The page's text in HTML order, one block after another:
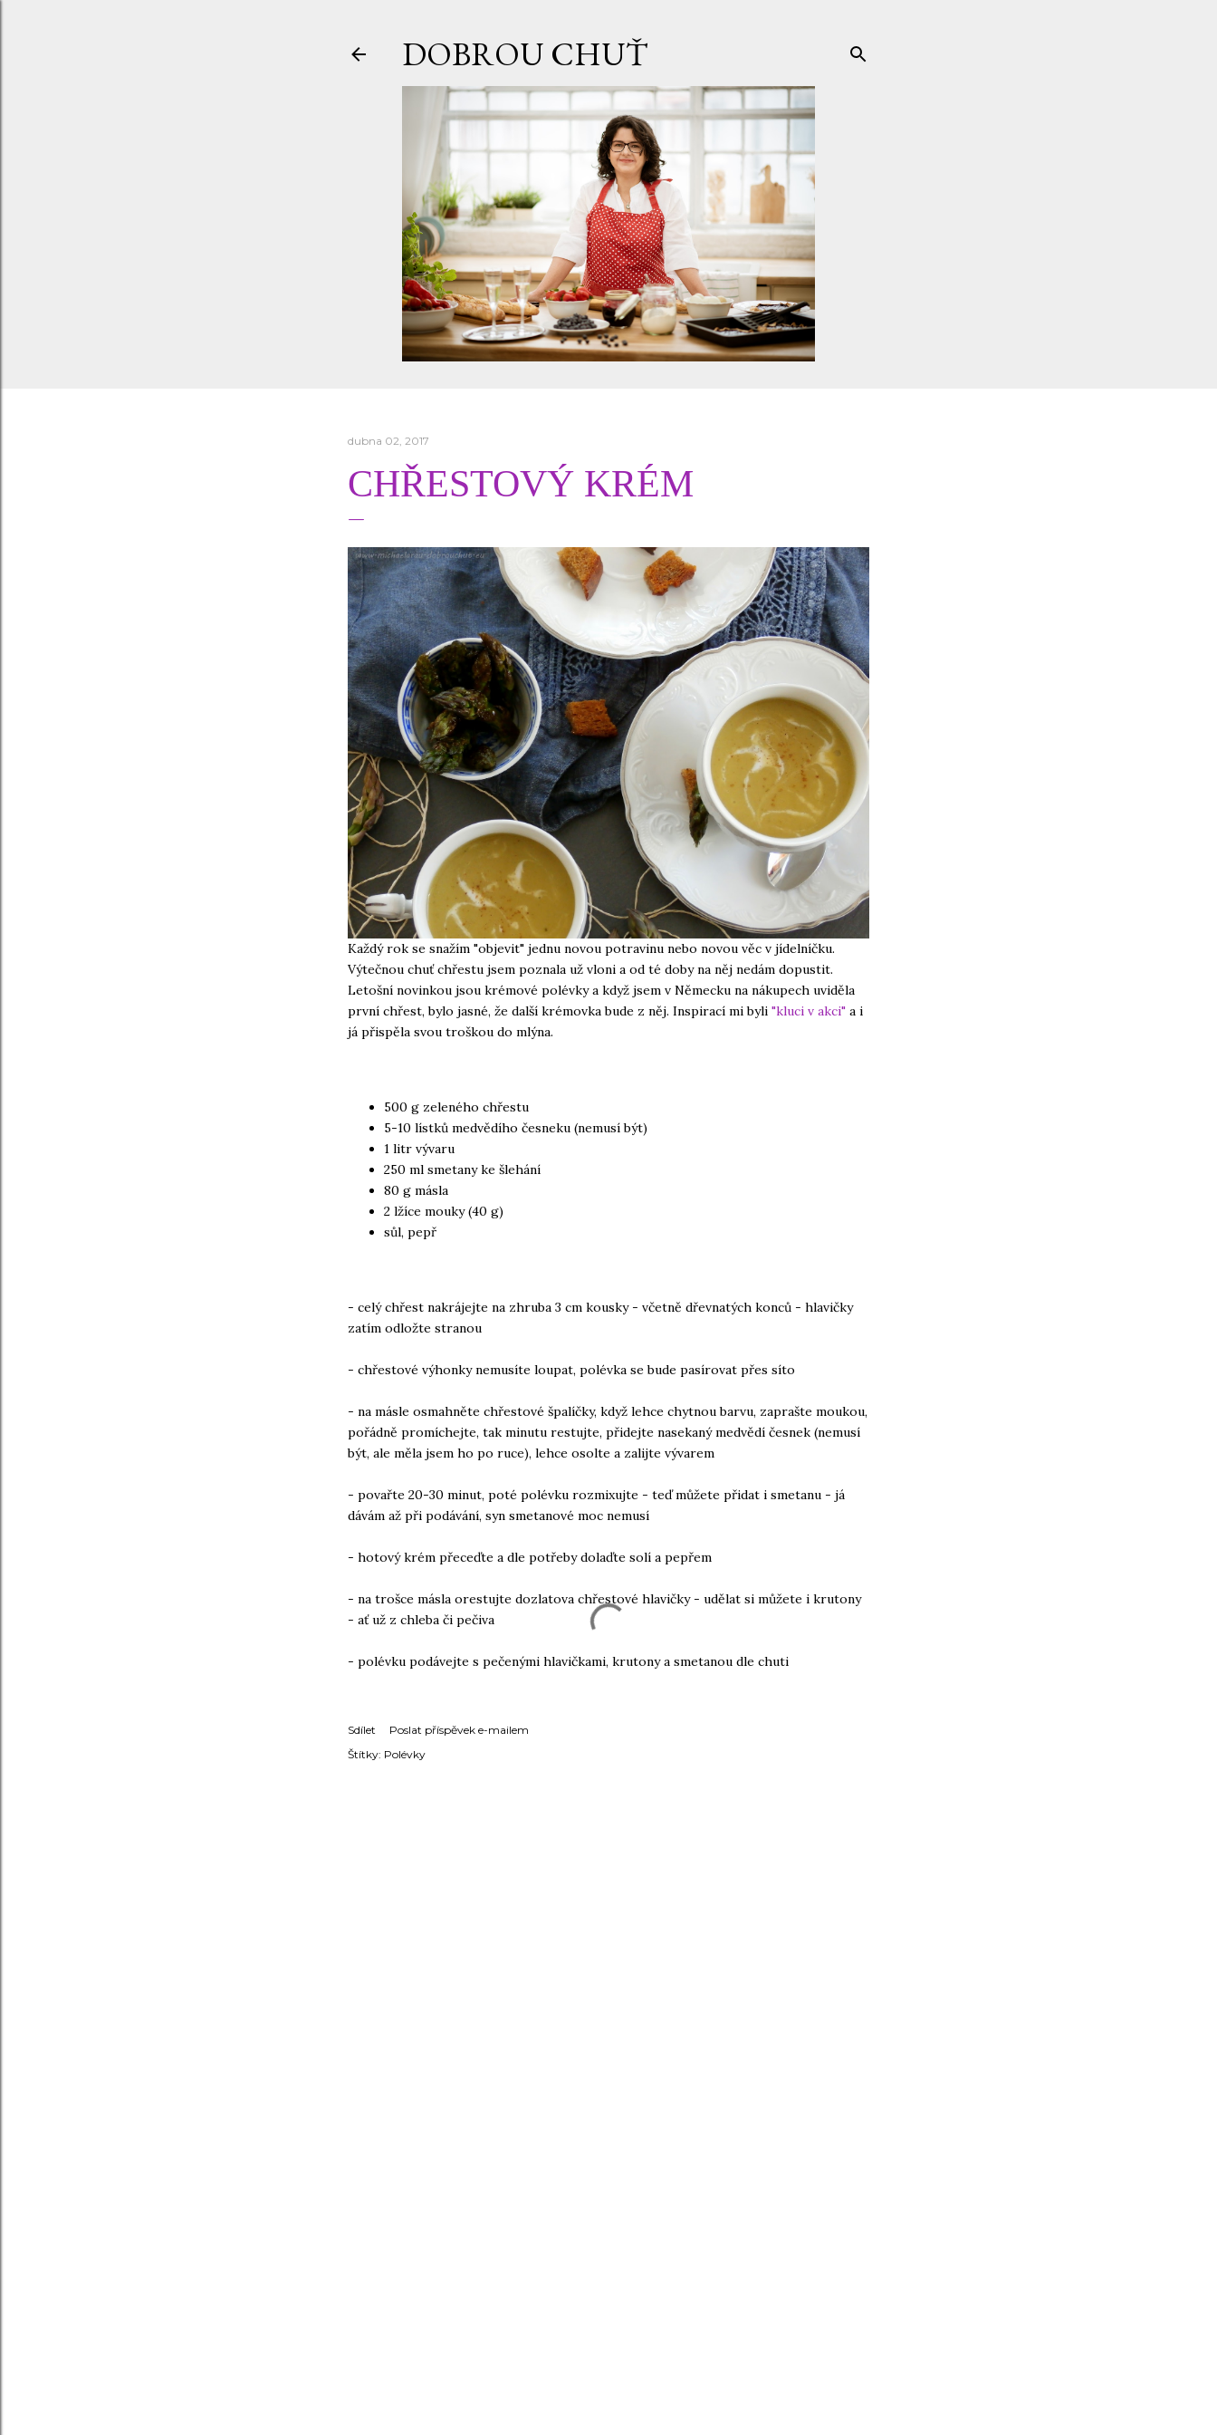
DOBROU CHUŤ
dubna 02, 2017
CHŘESTOVÝ KRÉM
Každý rok se snažím "objevit" jednu novou potravinu nebo novou věc v jídelníčku.
Výtečnou chuť chřestu jsem poznala už vloni a od té doby na něj nedám dopustit.
Letošní novinkou jsou krémové polévky a když jsem v Německu na nákupech uviděla
první chřest, bylo jasné, že další krémovka bude z něj. Inspirací mi byli "kluci v akci" a i
já přispěla svou troškou do mlýna.
500 g zeleného chřestu
5-10 lístků medvědího česneku (nemusí být)
1 litr vývaru
250 ml smetany ke šlehání
80 g másla
2 lžíce mouky (40 g)
sůl, pepř
- celý chřest nakrájejte na zhruba 3 cm kousky - včetně dřevnatých konců - hlavičky
zatím odložte stranou
- chřestové výhonky nemusíte loupat, polévka se bude pasírovat přes síto
- na másle osmahněte chřestové špalíčky, když lehce chytnou barvu, zaprašte moukou,
pořádně promíchejte, tak minutu restujte, přidejte nasekaný medvědí česnek (nemusí
být, ale měla jsem ho po ruce), lehce osolte a zalijte vývarem
- povařte 20-30 minut, poté polévku rozmixujte - teď můžete přidat i smetanu - já
dávám až při podávání, syn smetanové moc nemusí
- hotový krém přeceďte a dle potřeby dolaďte solí a pepřem
- na trošce másla orestujte dozlatova chřestové hlavičky - udělat si můžete i krutony
- ať už z chleba či pečiva
- polévku podávejte s pečenými hlavičkami, krutony a smetanou dle chuti
Sdílet
Poslat příspěvek e-mailem
Štítky: Polévky